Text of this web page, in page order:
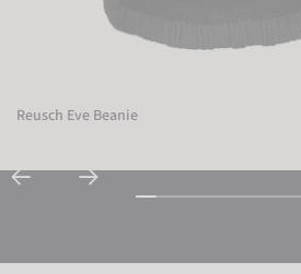
Reusch Eve Beanie